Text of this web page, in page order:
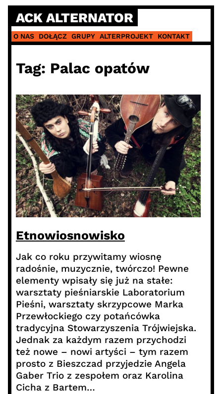
Skip
content
ACK ALTERNATOR
O NAS DOŁĄCZ GRUPY ALTERPROJEKT KONTAKT
Tag: Palac opatów
Etnowiosnowisko
Jak co roku przywitamy wiosnę
radośnie, muzycznie, twórczo! Pewne
elementy wpisały się już na stałe:
warsztaty pieśniarskie Laboratorium
Pieśni, warsztaty skrzypcowe Marka
Przewłockiego czy potańcówka
tradycyjna Stowarzyszenia Trójwiejska.
Jednak za każdym razem przychodzi
też nowe – nowi artyści – tym razem
prosto z Bieszczad przyjedzie Angela
Gaber Trio z zespołem oraz Karolina
Cicha z Bartem…